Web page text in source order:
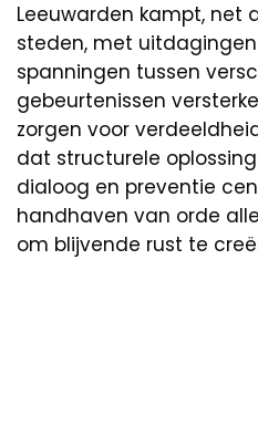
Leeuwarden kampt, net
steden, met
spanningen tussen
gebeurtenissen
zorgen voor
dat structurele
dialoog en preventie
handhaven van orde
om blijvende rust te